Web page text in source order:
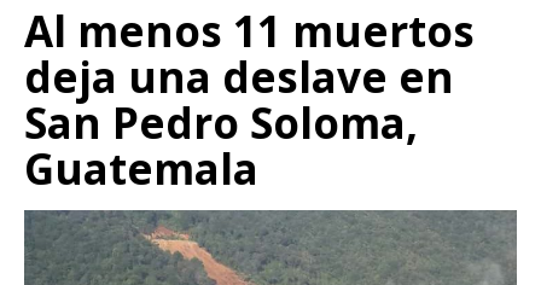
Al menos 11 muertos
deja una deslave en
San Pedro Soloma,
Guatemala